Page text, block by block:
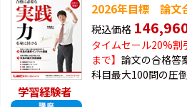
学習経験者
2026年目標 論文
税込価格
タイムセール20%
まで】 論文の合格答
科目最大100問の圧